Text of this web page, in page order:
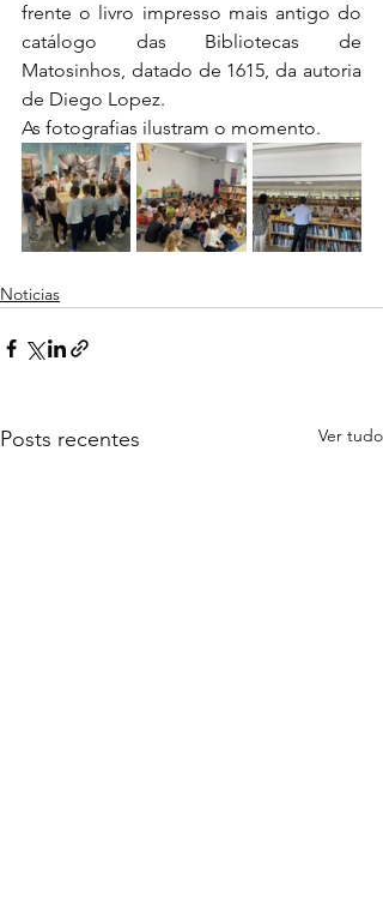
frente o livro impresso mais antigo do
catálogo das Bibliotecas de
Matosinhos, datado de 1615, da autoria
de Diego Lopez.
As fotografias ilustram o momento.
Noticias
Posts recentes Ver tudo